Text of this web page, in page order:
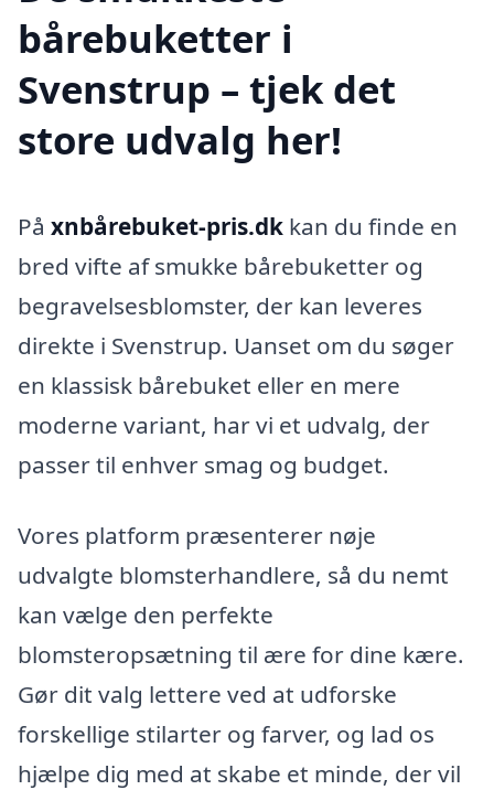
bårebuketter i
Svenstrup – tjek det
store udvalg her!
På xnbårebuket-pris.dk kan du finde en
bred vifte af smukke bårebuketter og
begravelsesblomster, der kan leveres
direkte i Svenstrup. Uanset om du søger
en klassisk bårebuket eller en mere
moderne variant, har vi et udvalg, der
passer til enhver smag og budget.
Vores platform præsenterer nøje
udvalgte blomsterhandlere, så du nemt
kan vælge den perfekte
blomsteropsætning til ære for dine kære.
Gør dit valg lettere ved at udforske
forskellige stilarter og farver, og lad os
hjælpe dig med at skabe et minde, der vil